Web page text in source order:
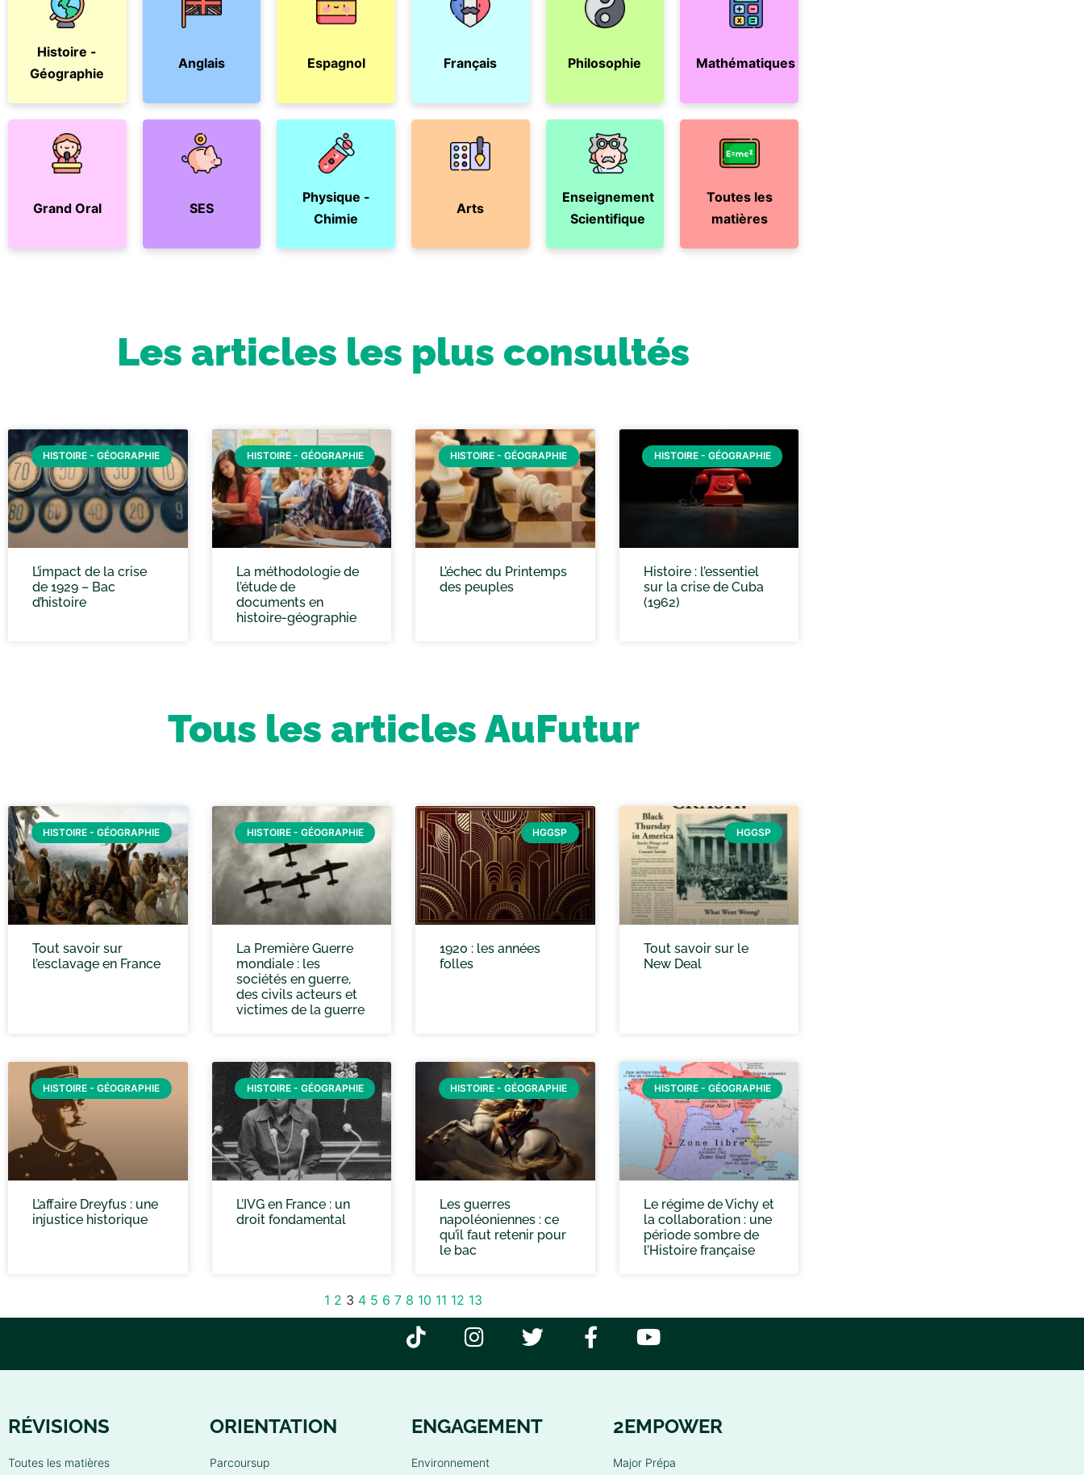
Histoire -
Géographie
Anglais Espagnol Français Philosophie Mathématiques
Grand Oral SES
Physique -
Chimie
Arts
Enseignement
Scientifique
Toutes les
matières
Les articles les plus consultés
HISTOIRE - GÉOGRAPHIE
L’impact de la crise
de 1929 – Bac
d’histoire
HISTOIRE - GÉOGRAPHIE
La méthodologie de
l’étude de
documents en
histoire-géographie
HISTOIRE - GÉOGRAPHIE
L’échec du Printemps
des peuples
HISTOIRE - GÉOGRAPHIE
Histoire : l’essentiel
sur la crise de Cuba
(1962)
Tous les articles AuFutur
HISTOIRE - GÉOGRAPHIE
Tout savoir sur
l’esclavage en France
HISTOIRE - GÉOGRAPHIE
La Première Guerre
mondiale : les
sociétés en guerre,
des civils acteurs et
victimes de la guerre
HGGSP
1920 : les années
folles
HGGSP
Tout savoir sur le
New Deal
HISTOIRE - GÉOGRAPHIE
L’affaire Dreyfus : une
injustice historique
HISTOIRE - GÉOGRAPHIE
L’IVG en France : un
droit fondamental
HISTOIRE - GÉOGRAPHIE
Les guerres
napoléoniennes : ce
qu’il faut retenir pour
le bac
HISTOIRE - GÉOGRAPHIE
Le régime de Vichy et
la collaboration : une
période sombre de
l’Histoire française
1 2 3 4 5 6 7 8 10 11 12 13
RÉVISIONS
Toutes les matières
ORIENTATION
Parcoursup
ENGAGEMENT
Environnement
2EMPOWER
Major Prépa